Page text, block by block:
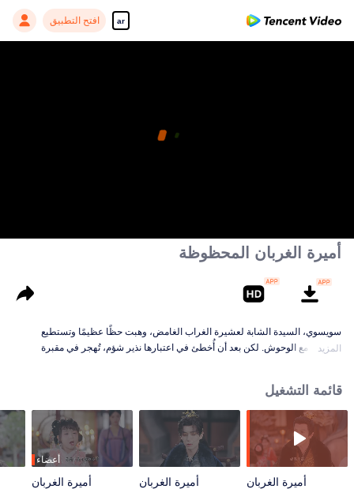
ar افتح التطبيق
أميرة الغربان المحظوظة
سويسوي، السيدة الشابة لعشيرة الغراب الغامض، وهبت حظًا عظيمًا وتستطيع
التواصل مع الوحوش. لكن بعد أن أُخطئ في اعتبارها نذير شؤم، تُهجر في مقبرة
على المتآمرين، وتكشف أسرار القصر الخفية، وتساعد الأمير في استعادة قوته. من
"نذير شؤم" مخوف إلى أميرة محظوظة محبوبة، تتحد مع والدها لتتحدى القدر وتغير
مصائرهما.
المزيد
قائمة التشغيل
أميرة الغربان
أميرة الغربان
أعضاء
أميرة الغربان